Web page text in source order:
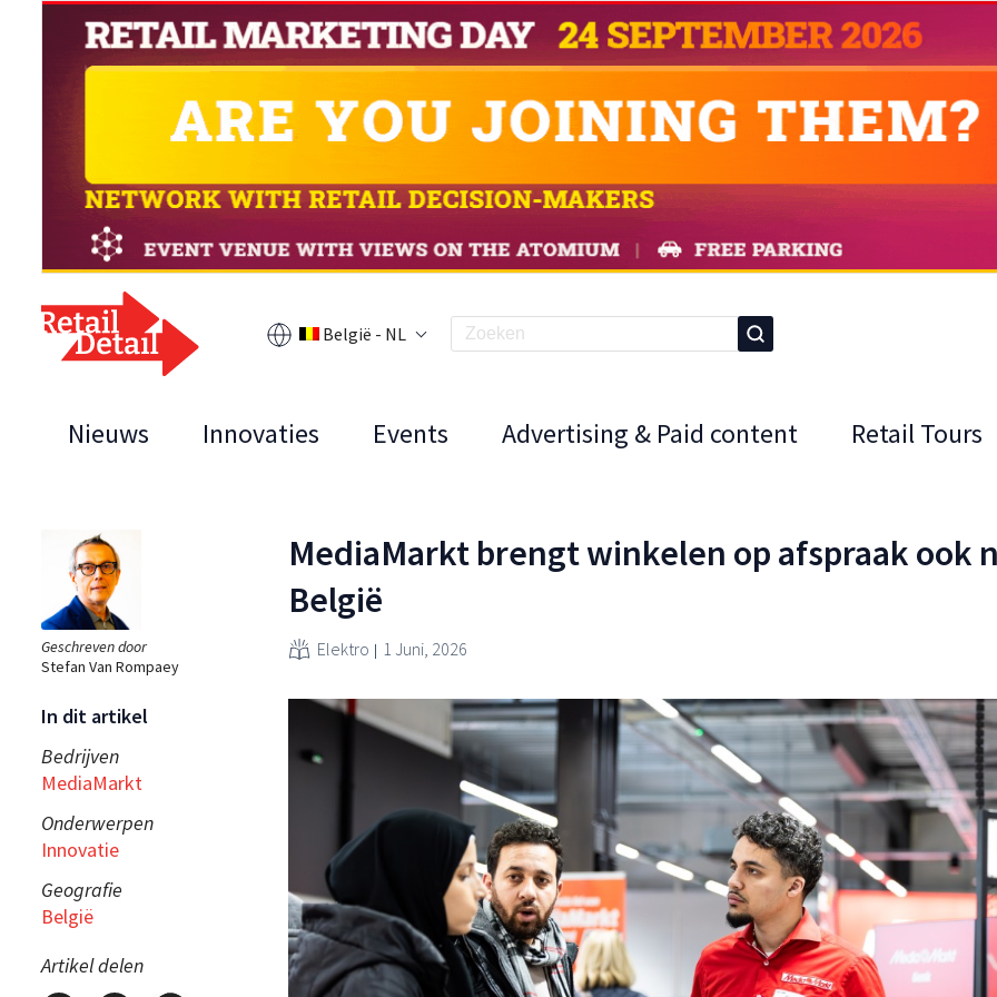
België - NL
Nieuws Innovaties Events Advertising & Paid content Retail Tours
Geschreven door
Stefan Van Rompaey
In dit artikel
Bedrijven
MediaMarkt
Onderwerpen
Innovatie
Geografie
België
Artikel delen
MediaMarkt brengt winkelen op afspraak ook
België
Elektro 1 Juni, 2026